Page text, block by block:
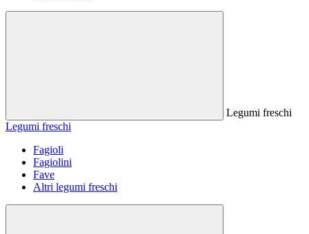
Legumi freschi
Legumi freschi
Fagioli
Fagiolini
Fave
Altri legumi freschi